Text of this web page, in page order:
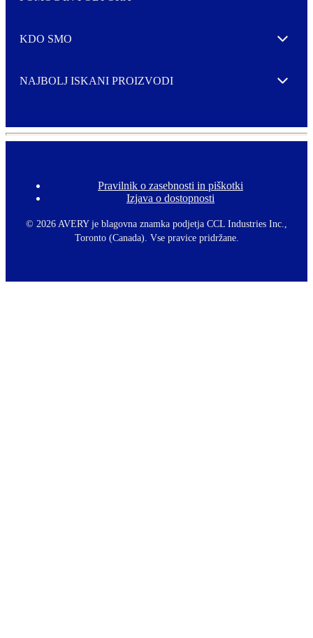
Expand
KDO SMO Expand
NAJBOLJ ISKANI PROIZVODI Expand
F
o
t
e
Pravilnik o zasebnosti in piškotki
Izjava o dostopnosti
© 2026 AVERY je blagovna znamka podjetja CCL Industries Inc.,
Toronto (Canada). Vse pravice pridržane.